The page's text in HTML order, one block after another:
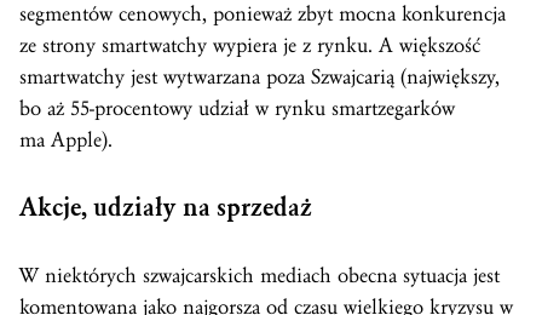
segmentów cenowych, ponieważ zbyt mocna konkurencja
ze strony smartwatchy wypiera je z rynku. A większość
smartwatchy jest wytwarzana poza Szwajcarią (największy,
bo aż 55-procentowy udział w rynku smartzegarków
ma Apple).
Akcje, udziały na sprzedaż
W niektórych szwajcarskich mediach obecna sytuacja jest
komentowana jako najgorsza od czasu wielkiego kryzysu w